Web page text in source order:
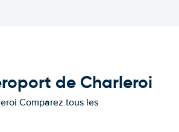
de Charleroi
Comparez tous les